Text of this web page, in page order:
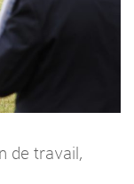
de travail,